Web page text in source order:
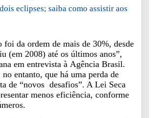
eclipses; saiba como assistir aos
foi da ordem de mais de 30%, desde
(em 2008) até os últimos anos”,
em entrevista à Agência Brasil.
entanto, que há uma perda de
de “novos desafios”. A Lei Seca
menos eficiência, conforme